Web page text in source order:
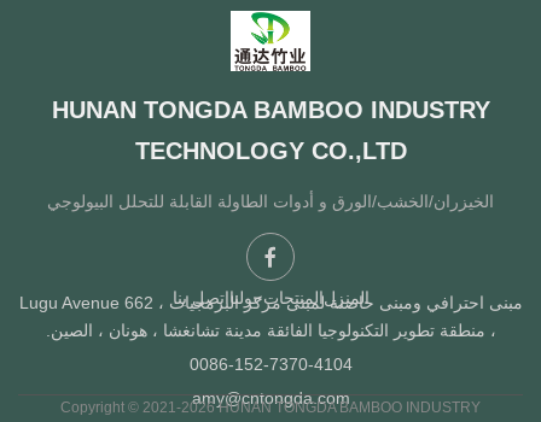
HUNAN TONGDA BAMBOO INDUSTRY
TECHNOLOGY CO.,LTD
الخيزران/الخشب/الورق و أدوات الطاولة القابلة للتحلل البيولوجي
المنزلالمنتجاتحولنااتصل بنا
مبنى احترافي ومبنى حاضنة لمبنى مركز البرمجيات ، Lugu Avenue 662
، منطقة تطوير التكنولوجيا الفائقة مدينة تشانغشا ، هونان ، الصين.
0086-152-7370-4104
amy@cntongda.com
Copyright © 2021-2026 HUNAN TONGDA BAMBOO INDUSTRY